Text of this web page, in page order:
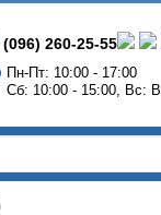
(096) 260-25-55
Пн-Пт: 10:00 - 17:00
Сб: 10:00 - 15:00, Вс: